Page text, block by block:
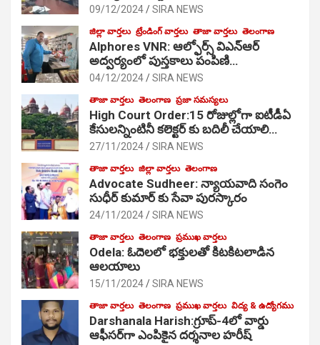
09/12/2024 SIRA NEWS
జిల్లా వార్తలు ట్రేండింగ్ వార్తలు తాజా వార్తలు తెలంగాణ
Alphores VNR: ఆల్ఫోర్స్ విఎన్ఆర్
అద్వర్యంలో పుస్తకాలు పంపిణి…
04/12/2024 SIRA NEWS
తాజా వార్తలు తెలంగాణ ప్రజా సమస్యలు
High Court Order:15 రోజుల్లోగా ఐటీడీఏ
కేసులన్నింటినీ కలెక్టర్ కు బదిలీ చేయాలి…
27/11/2024 SIRA NEWS
తాజా వార్తలు జిల్లా వార్తలు తెలంగాణ
Advocate Sudheer: న్యాయవాది సంగెం
సుధీర్ కుమార్ కు సేవా పురస్కారం
24/11/2024 SIRA NEWS
తాజా వార్తలు తెలంగాణ ప్రముఖ వార్తలు
Odela: ఓదెల‌లో భక్తులతో కిటకిటలాడిన
ఆల‌యాలు
15/11/2024 SIRA NEWS
తాజా వార్తలు తెలంగాణ ప్రముఖ వార్తలు విద్య & ఉద్యోగము
Darshanala Harish:గ్రూప్-4లో వార్డు
ఆఫీసర్‌గా ఎంపికైన దర్శనాల హరీష్